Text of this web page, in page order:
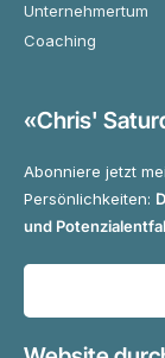
Unternehmertum
Coaching
«Chris'
Abonniere jetzt
Persönlichkeiten:
und